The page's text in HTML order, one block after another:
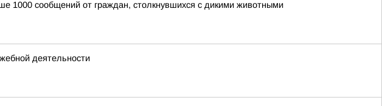
1000 сообщений от граждан, столкнувшихся с дикими животными
деятельности